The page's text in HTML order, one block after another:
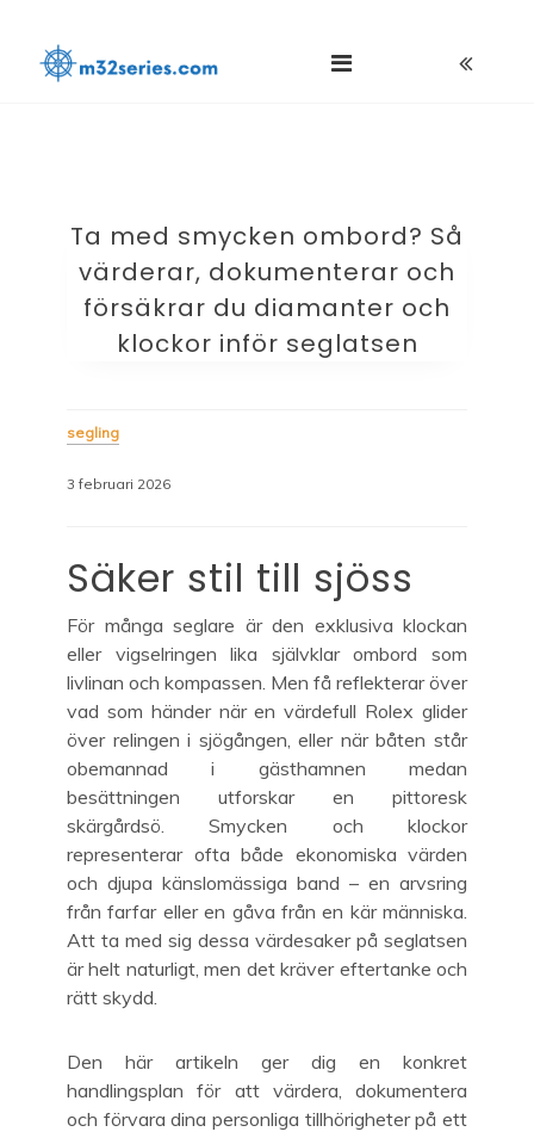
content
Ta med smycken ombord? Så
värderar, dokumenterar och
försäkrar du diamanter och
klockor inför seglatsen
segling
3 februari 2026
Säker stil till sjöss
För många seglare är den exklusiva klockan
eller vigselringen lika självklar ombord som
livlinan och kompassen. Men få reflekterar över
vad som händer när en värdefull Rolex glider
över relingen i sjögången, eller när båten står
obemannad i gästhamnen medan
besättningen utforskar en pittoresk
skärgårdsö. Smycken och klockor
representerar ofta både ekonomiska värden
och djupa känslomässiga band – en arvsring
från farfar eller en gåva från en kär människa.
Att ta med sig dessa värdesaker på seglatsen
är helt naturligt, men det kräver eftertanke och
rätt skydd.
Den här artikeln ger dig en konkret
handlingsplan för att värdera, dokumentera
och förvara dina personliga tillhörigheter på ett